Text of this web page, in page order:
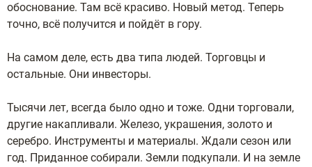
обоснование. Там всё красиво. Новый метод. Теперь
точно, всё получится и пойдёт в гору.
На самом деле, есть два типа людей. Торговцы и
остальные. Они инвесторы.
Тысячи лет, всегда было одно и тоже. Одни торговали,
другие накапливали. Железо, украшения, золото и
серебро. Инструменты и материалы. Ждали сезон или
год. Приданное собирали. Земли подкупали. И на земле